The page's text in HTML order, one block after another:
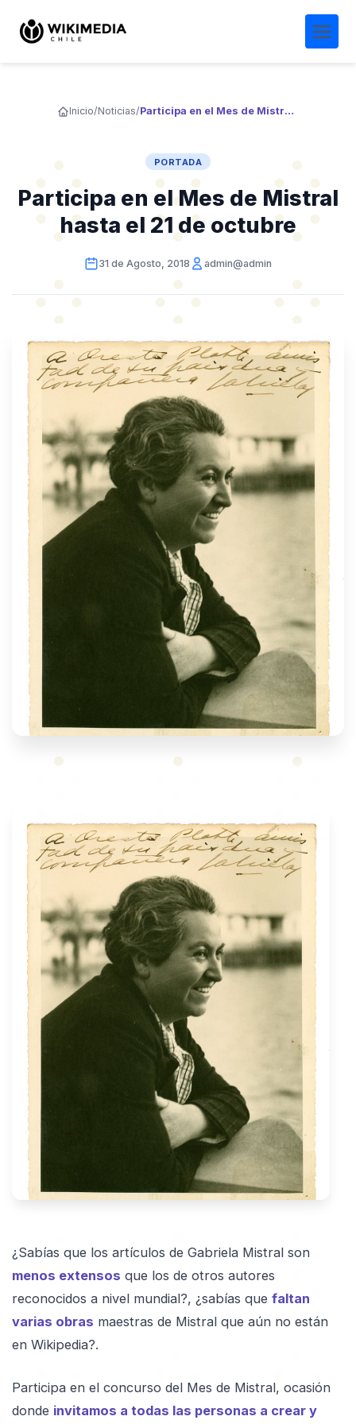
Inicio/Noticias/ Participa en el Mes de Mistral hasta el 21 de octubre
PORTADA
Participa en el Mes de Mistral
hasta el 21 de octubre
31 de Agosto, 2018 admin@admin
¿Sabías que los artículos de Gabriela Mistral son
menos extensos que los de otros autores
reconocidos a nivel mundial?, ¿sabías que faltan
varias obras maestras de Mistral que aún no están
en Wikipedia?.
Participa en el concurso del Mes de Mistral, ocasión
donde invitamos a todas las personas a crear y